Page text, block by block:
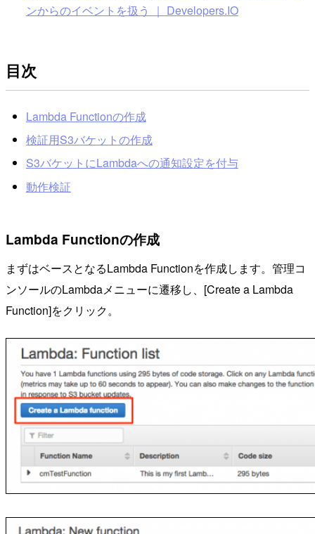
ンからのイベントを扱う ｜ Developers.IO
目次
Lambda Functionの作成
検証用S3バケットの作成
S3バケットにLambdaへの通知設定を付与
動作検証
Lambda Functionの作成
まずはベースとなるLambda Functionを作成します。管理コ
ンソールのLambdaメニューに遷移し、[Create a Lambda
Function]をクリック。